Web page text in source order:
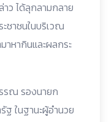
ว ได้ลุกลามกลาย
ชาชนในบริเวณ
าหากินและผลกระ
รณ รองนายก
ในฐานะผู้อำนวย